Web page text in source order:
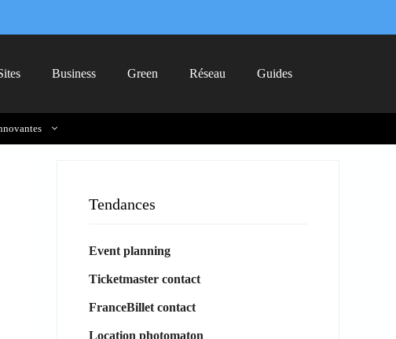
Business Green Réseau Guides
Tendances
Event planning
Ticketmaster contact
FranceBillet contact
Location photomaton